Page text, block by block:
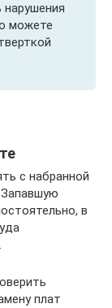
можете
с набранной
Запавшую
в
плат